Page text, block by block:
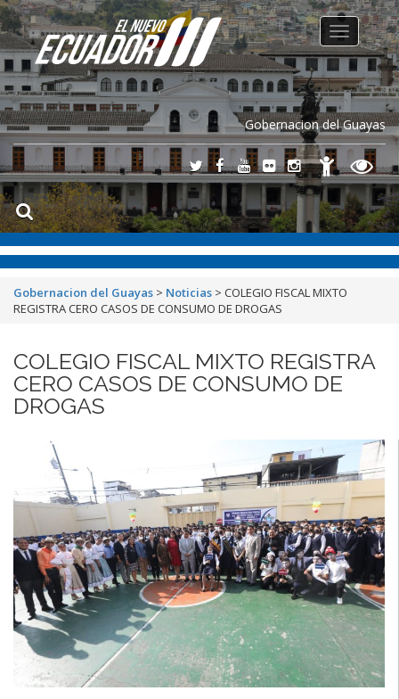
Gobernacion del Guayas
Toggle
navigation
Gobernacion del Guayas > Noticias > COLEGIO FISCAL MIXTO
REGISTRA CERO CASOS DE CONSUMO DE DROGAS
COLEGIO FISCAL MIXTO REGISTRA
CERO CASOS DE CONSUMO DE
DROGAS